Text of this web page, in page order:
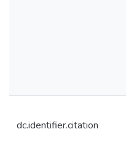
dc.identifier.citation